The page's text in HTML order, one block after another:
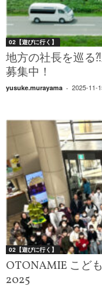
02【遊びに行く】
地方の社長を巡る
募集中！
yusuke.murayama - 2025-11-
02【遊びに行く】
OTONAMIE こど
2025